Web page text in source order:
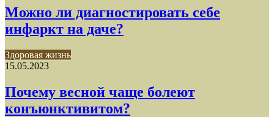
Можно ли диагностировать себе
инфаркт на даче?
Здоровая жизнь
15.05.2023
Почему весной чаще болеют
конъюнктивитом?